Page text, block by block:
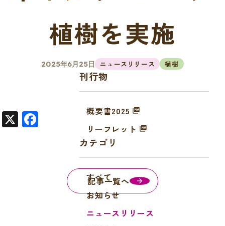
植樹を実施
2025年6月25日 ニュースリリース 植樹
X
記事一覧へ
刊行物
概要書2025
リーフレット
カテゴリ
すべて
お知らせ
ニュースリリース